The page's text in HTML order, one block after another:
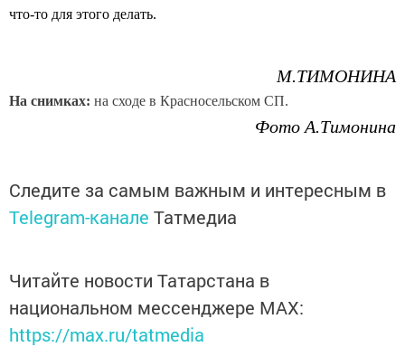
что-то для этого делать.
М.ТИМОНИНА
На снимках: на сходе в Красносельском СП.
Фото А.Тимонина
Следите за самым важным и интересным в
Telegram-канале Татмедиа
Читайте новости Татарстана в
национальном мессенджере MАХ:
https://max.ru/tatmedia